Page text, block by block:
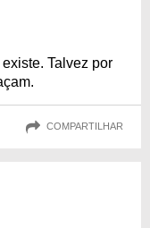
Talvez por
COMPARTILHAR